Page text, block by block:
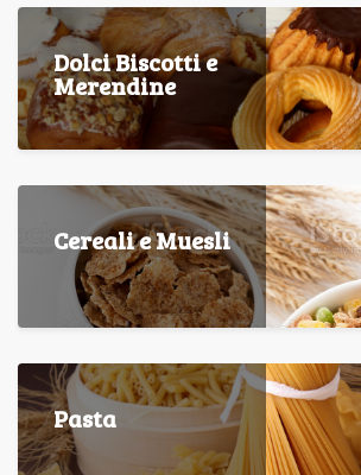
Dolci Biscotti e
Merendine
Cereali e Muesli
Pasta